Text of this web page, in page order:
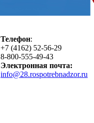
Телефон:
+7 (4162) 52-56-29
8-800-555-49-43
Электронная почта:
info@28.rospotrebnadzor.ru